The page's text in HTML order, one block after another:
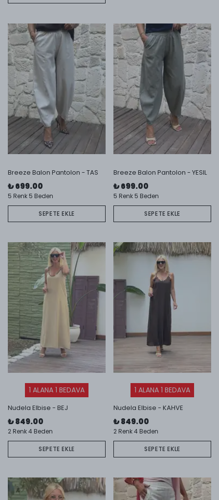
Breeze Balon Pantolon - TAS
₺ 699.00
5 Renk 5 Beden
SEPETE EKLE
Breeze Balon Pantolon - YESIL
₺ 699.00
5 Renk 5 Beden
SEPETE EKLE
1 ALANA 1 BEDAVA
Nudela Elbise - BEJ
₺ 849.00
2 Renk 4 Beden
SEPETE EKLE
1 ALANA 1 BEDAVA
Nudela Elbise - KAHVE
₺ 849.00
2 Renk 4 Beden
SEPETE EKLE